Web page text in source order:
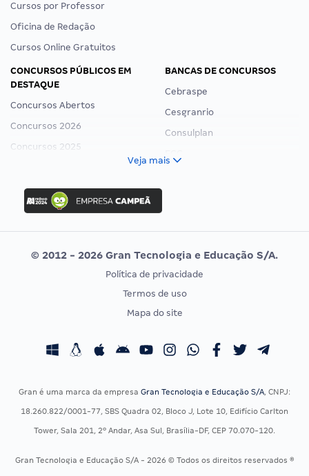
Cursos por Professor
Oficina de Redação
Cursos Online Gratuitos
CONCURSOS PÚBLICOS EM
DESTAQUE
Concursos Abertos
Concursos 2026
Concursos 2025
Concurso Ibama
Concurso MPU
Editais publicados
BANCAS DE CONCURSOS
Cebraspe
Cesgranrio
Consulplan
Vunesp
CONCURSOS POR PROFISSÃO
Concursos Fiscais
Concursos Saúde
Residência Multiprofissional
EXAME DE ORDEM
Calendário OAB
Veja mais
© 2012 - 2026 Gran Tecnologia e Educação S/A.
Política de privacidade
Termos de uso
Mapa do site
Gran é uma marca da empresa Gran Tecnologia e Educação S/A, CNPJ:
18.260.822/0001-77, SBS Quadra 02, Bloco J, Lote 10, Edifício Carlton
Tower, Sala 201, 2º Andar, Asa Sul, Brasília-DF, CEP 70.070-120.
Gran Tecnologia e Educação S/A - 2026 © Todos os direitos reservados ®